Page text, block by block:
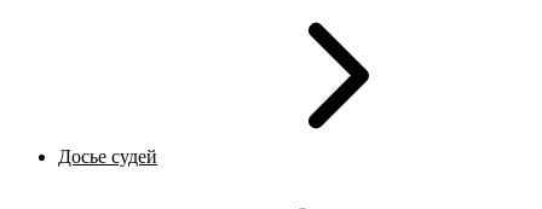
Досье судей